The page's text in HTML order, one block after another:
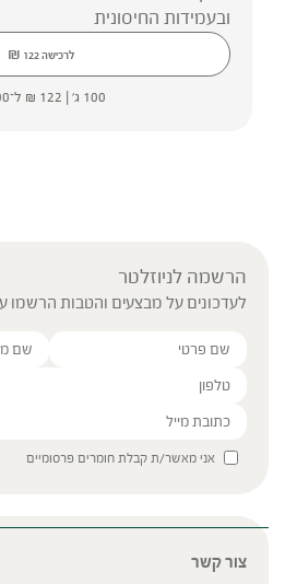
ובעמידות החיסונית
לרכישה ₪ 122
100 ג' | ₪ 122 ל־100 ג'
הרשמה לניוזלטר
לעדכונים על מבצעים והטבות הרשמו
Please leave this field empty.
אני מאשר/ת קבלת חומרים פרסומיים
צור קשר